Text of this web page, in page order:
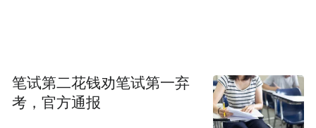
笔试第二花钱劝笔试第一弃
考，官方通报